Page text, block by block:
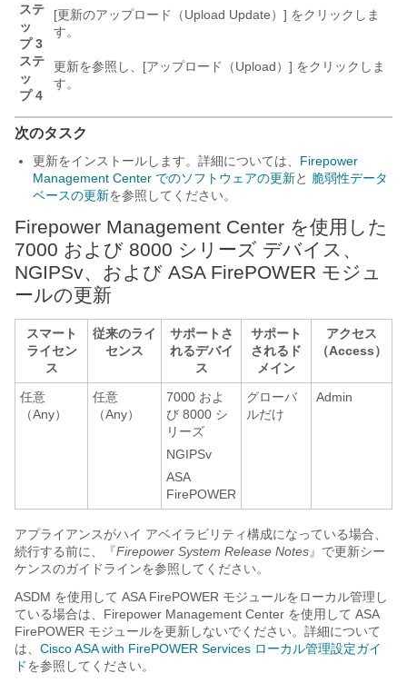
ステ
ッ
プ 3
[更新のアップロード（Upload Update）] をクリックしま
す。
ステ
ッ
プ 4
更新を参照し、[アップロード（Upload）] をクリックしま
す。
次のタスク
更新をインストールします。詳細については、 Firepower
Management Center でのソフトウェアの更新と 脆弱性データ
ベースの更新を参照してください。
Firepower Management Center を使用した
7000 および 8000 シリーズ デバイス、
NGIPSv、および ASA FirePOWER モジュ
ールの更新
スマート
ライセン
ス
従来のライ
センス
サポートさ
れるデバイ
ス
サポート
されるド
メイン
アクセス
（Access）
任意
（Any）
任意
（Any）
7000 およ
び 8000 シ
リーズ
NGIPSv
ASA
FirePOWER
グローバ
ルだけ
Admin
アプライアンスがハイ アベイラビリティ構成になっている場合、
続行する前に、『Firepower System Release Notes』で更新シー
ケンスのガイドラインを参照してください。
ASDM を使用して ASA FirePOWER モジュールをローカル管理し
ている場合は、 Firepower Management Center を使用して ASA
FirePOWER モジュールを更新しないでください。詳細について
は、 Cisco ASA with FirePOWER Services ローカル管理設定ガイ
ドを参照してください。